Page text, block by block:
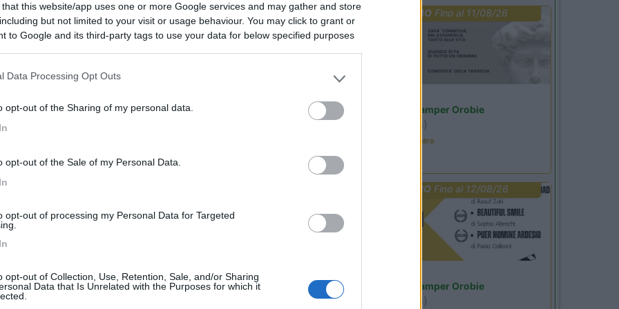
that this website/app uses one or more Google services and may gather and store
but not limited to your visit or usage behaviour. You may click to grant or
to Google and its third-party tags to use your data for below specified purposes
Data Processing Opt Outs
opt-out of the Sharing of my personal data.
opt-out of the Sale of my Personal Data.
opt-out of processing my Personal Data for Targeted
opt-out of Collection, Use, Retention, Sale, and/or Sharing
Data that Is Unrelated with the Purposes for which it
9 5
Posizione
2
Posizione
ristorazione anche per gruppi su prenotazione, ...
a Pino 16
PROMO Fino al 11/08/26
Area Sosta Camper Orobie
(BG)
Incontri con il teatro
PROMO Fino al 12/08/26
Area Sosta Camper Orobie
(BG)